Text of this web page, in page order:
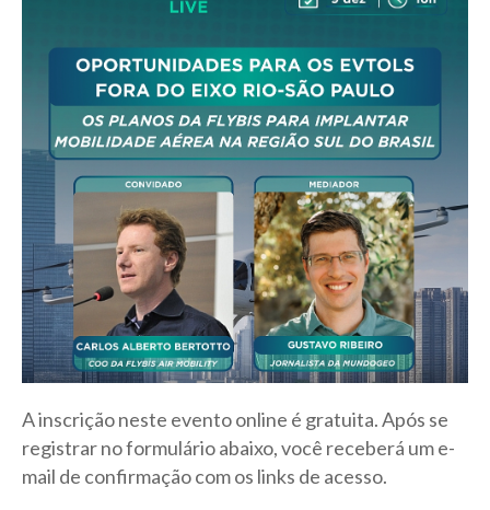
A inscrição neste evento online é gratuita. Após se
registrar no formulário abaixo, você receberá um e-
mail de confirmação com os links de acesso.